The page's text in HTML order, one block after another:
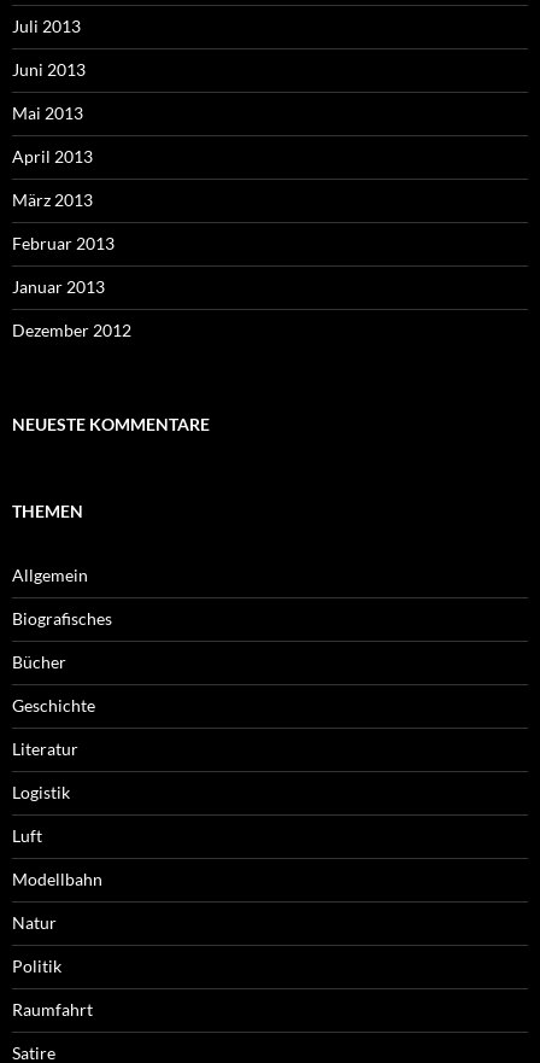
Juli 2013
Juni 2013
Mai 2013
April 2013
März 2013
Februar 2013
Januar 2013
Dezember 2012
NEUESTE KOMMENTARE
THEMEN
Allgemein
Biografisches
Bücher
Geschichte
Literatur
Logistik
Luft
Modellbahn
Natur
Politik
Raumfahrt
Satire